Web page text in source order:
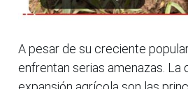
A pesar de su creciente
enfrentan serias amenazas. La